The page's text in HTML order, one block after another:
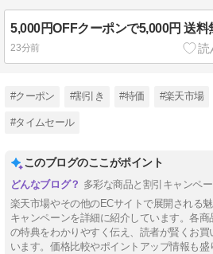
23分前
#クーポン #割引き #特価 #楽天市場
#タイムセール
このブログのここがポイント
多彩な商品と割引キャンペ
楽天市場やその他のECサイトで展開される
キャンペーンを詳細に紹介しています。各
の特典をわかりやすく伝え、読者が賢くお
います。価格比較やポイントアップ情報も